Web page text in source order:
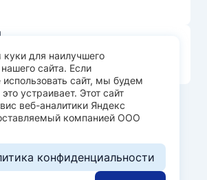
тканей оптом, 2026
для наилучшего
сайта. Если
сайт, мы будем
устраивает. Этот сайт
веб-аналитики Яндекс
компанией ООО
конфиденциальности